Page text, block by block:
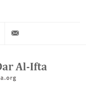
+20 2 25970400